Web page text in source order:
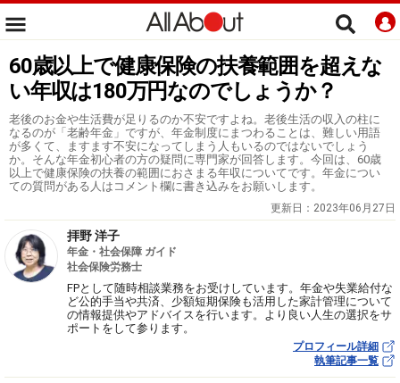
60歳以上で健康保険の扶養範囲を超えな
い年収は180万円なのでしょうか？
老後のお金や生活費が足りるのか不安ですよね。老後生活の収入の柱に
なるのが「老齢年金」ですが、年金制度にまつわることは、難しい用語
が多くて、ますます不安になってしまう人もいるのではないでしょう
か。そんな年金初心者の方の疑問に専門家が回答します。今回は、60歳
以上で健康保険の扶養の範囲におさまる年収についてです。年金につい
ての質問がある人はコメント欄に書き込みをお願いします。
更新日： 2023年06月27日
拝野 洋子
年金・社会保障 ガイド
社会保険労務士
FPとして随時相談業務をお受けしています。年金や失業給付な
ど公的手当や共済、少額短期保険も活用した家計管理について
の情報提供やアドバイスを行います。より良い人生の選択をサ
ポートをして参ります。
プロフィール詳細
執筆記事一覧